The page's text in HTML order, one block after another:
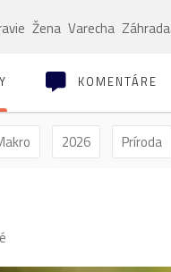
Žena Varecha Záhrada
KOMENTÁRE
2026 Príroda